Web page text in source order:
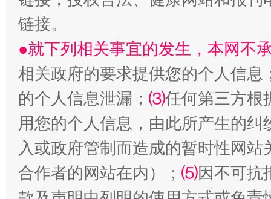
揭批美国五大"原罪" "炒
链接。
●就下列相关事宜的发生，本网不
相关政府的要求提供您的个人信息
的个人信息泄漏； ⑶任何第三方根
用您的个人信息，由此所产生的纠
入或政府管制而造成的暂时性网
合作者的网站在内）； ⑸因不可抗